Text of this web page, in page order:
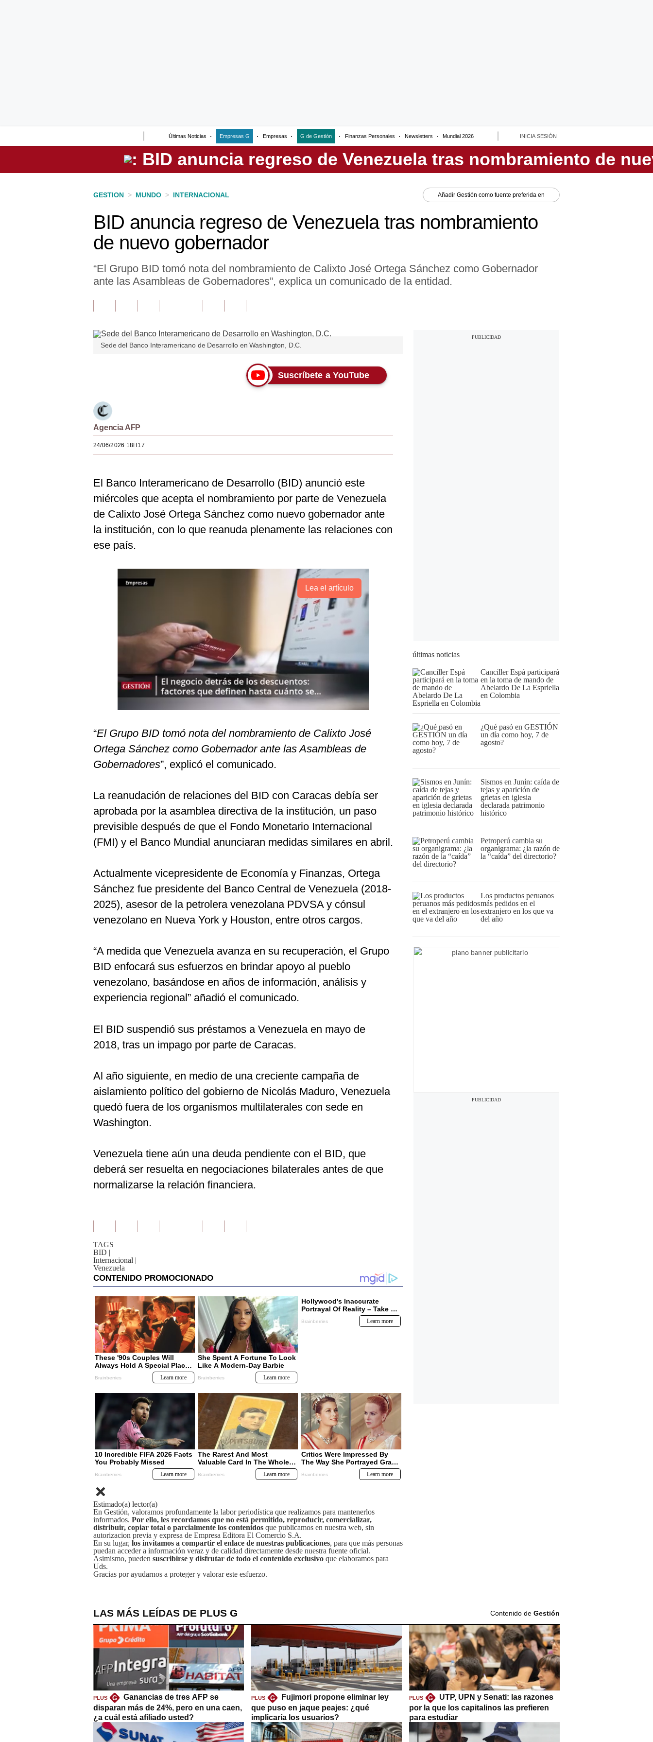
Últimas Noticias Empresas G Empresas G de Gestión Finanzas Personales Newsletters Mundial 2026 INICIA SESIÓN
Perú
GESTION > MUNDO > INTERNACIONAL Añadir Gestión como fuente preferida en
BID anuncia regreso de Venezuela tras nombramiento
de nuevo gobernador
“El Grupo BID tomó nota del nombramiento de Calixto José Ortega Sánchez como Gobernador
ante las Asambleas de Gobernadores”, explica un comunicado de la entidad.
Sede del Banco Interamericano de Desarrollo en Washington, D.C.
Suscríbete a YouTube
Agencia AFP
24/06/2026 18H17
El Banco Interamericano de Desarrollo (BID) anunció este
miércoles que acepta el nombramiento por parte de Venezuela
de Calixto José Ortega Sánchez como nuevo gobernador ante
la institución, con lo que reanuda plenamente las relaciones con
ese país.
Lea el artículo
“El Grupo BID tomó nota del nombramiento de Calixto José
Ortega Sánchez como Gobernador ante las Asambleas de
Gobernadores”, explicó el comunicado.
La reanudación de relaciones del BID con Caracas debía ser
aprobada por la asamblea directiva de la institución, un paso
previsible después de que el Fondo Monetario Internacional
(FMI) y el Banco Mundial anunciaran medidas similares en abril.
Actualmente vicepresidente de Economía y Finanzas, Ortega
Sánchez fue presidente del Banco Central de Venezuela (2018-
2025), asesor de la petrolera venezolana PDVSA y cónsul
venezolano en Nueva York y Houston, entre otros cargos.
“A medida que Venezuela avanza en su recuperación, el Grupo
BID enfocará sus esfuerzos en brindar apoyo al pueblo
venezolano, basándose en años de información, análisis y
experiencia regional” añadió el comunicado.
El BID suspendió sus préstamos a Venezuela en mayo de
2018, tras un impago por parte de Caracas.
Al año siguiente, en medio de una creciente campaña de
aislamiento político del gobierno de Nicolás Maduro, Venezuela
quedó fuera de los organismos multilaterales con sede en
Washington.
Venezuela tiene aún una deuda pendiente con el BID, que
deberá ser resuelta en negociaciones bilaterales antes de que
normalizarse la relación financiera.
TAGS
BID |
Internacional |
Venezuela
Estimado(a) lector(a)
En Gestión, valoramos profundamente la labor periodística que realizamos para mantenerlos
informados. Por ello, les recordamos que no está permitido, reproducir, comercializar,
distribuir, copiar total o parcialmente los contenidos que publicamos en nuestra web, sin
autorizacion previa y expresa de Empresa Editora El Comercio S.A.
En su lugar, los invitamos a compartir el enlace de nuestras publicaciones, para que más personas
puedan acceder a información veraz y de calidad directamente desde nuestra fuente oficial.
Asimismo, pueden suscribirse y disfrutar de todo el contenido exclusivo que elaboramos para
Uds.
Gracias por ayudarnos a proteger y valorar este esfuerzo.
últimas noticias
Canciller Espá participará
en la toma de mando de
Abelardo De La Espriella
en Colombia
¿Qué pasó en GESTIÓN
un día como hoy, 7 de
agosto?
Sismos en Junín: caída de
tejas y aparición de
grietas en iglesia
declarada patrimonio
histórico
Petroperú cambia su
organigrama: ¿la razón de
la “caída” del directorio?
Los productos peruanos
más pedidos en el
extranjero en los que va
del año
LAS MÁS LEÍDAS DE PLUS G Contenido de Gestión
PLUS G
Ganancias de tres AFP se
disparan más de 24%, pero en una caen,
¿a cuál está afiliado usted?
PLUS G
Fujimori propone eliminar ley
que puso en jaque peajes: ¿qué
implicaría los usuarios?
PLUS G
UTP, UPN y Senati: las razones
por la que los capitalinos las prefieren
para estudiar